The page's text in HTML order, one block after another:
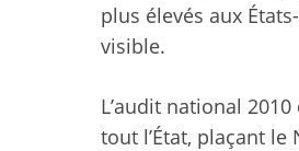
plus élevés aux
visible.
L’audit national
tout l’État, plaçant